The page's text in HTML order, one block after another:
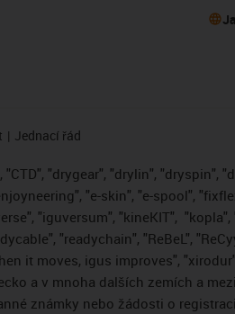
Jednací řád
"drygear", "drylin", "dryspin",
"e-skin", "e-spool",
"iguversum", "kineKIT",
"readychain", "ReBeL",
it moves, igus improves",
a v mnoha dalších zemích a
známky nebo žádosti o